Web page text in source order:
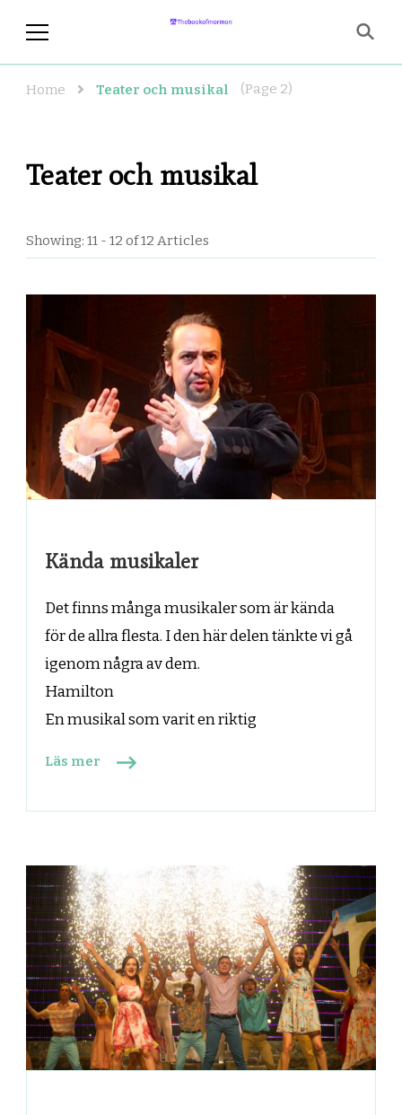
Home Teater och musikal (Page 2)
Teater och musikal
Showing: 11 - 12 of 12 Articles
Kända musikaler
Det finns många musikaler som är kända
för de allra flesta. I den här delen tänkte vi gå
igenom några av dem.
Hamilton
En musikal som varit en riktig
Läs mer